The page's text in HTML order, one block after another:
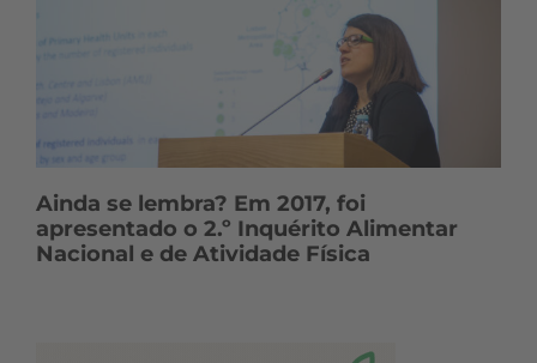
Ainda se lembra? Em 2017, foi
apresentado o 2.º Inquérito Alimentar
Nacional e de Atividade Física